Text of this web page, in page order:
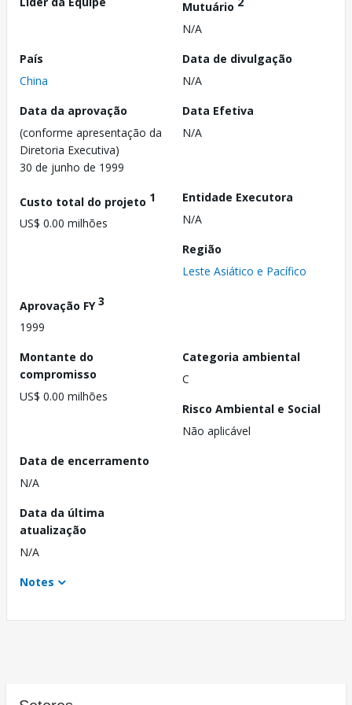
Mutuário
N/A
País
China
Data de divulgação
N/A
Data da aprovação
(conforme apresentação da
Diretoria Executiva)
30 de junho de 1999
Data Efetiva
N/A
Custo total do projeto 1
US$ 0.00 milhões
Entidade Executora
N/A
Região
Leste Asiático e Pacífico
Aprovação FY3
1999
Montante do
compromisso
US$ 0.00 milhões
Categoria ambiental
C
Risco Ambiental e Social
Não aplicável
Data de encerramento
N/A
Data da última
atualização
N/A
Notes